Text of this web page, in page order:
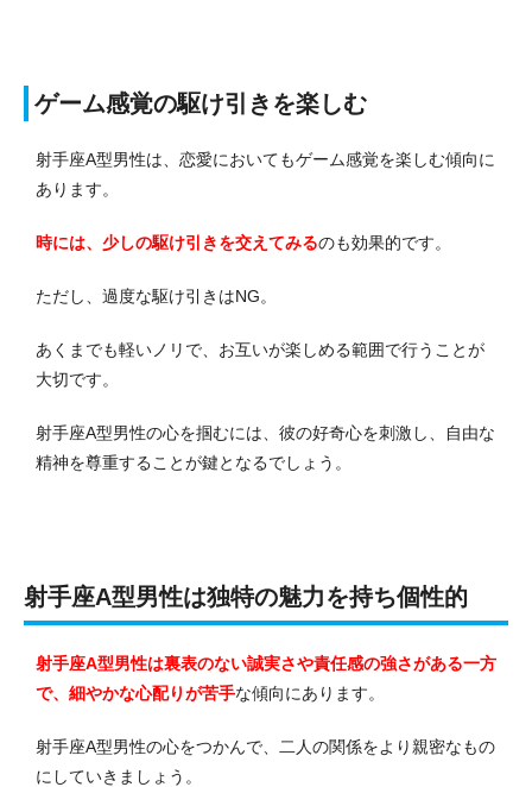
ゲーム感覚の駆け引きを楽しむ
射手座A型男性は、恋愛においてもゲーム感覚を楽しむ傾向に
あります。
時には、少しの駆け引きを交えてみるのも効果的です。
ただし、過度な駆け引きはNG。
あくまでも軽いノリで、お互いが楽しめる範囲で行うことが
大切です。
射手座A型男性の心を掴むには、彼の好奇心を刺激し、自由な
精神を尊重することが鍵となるでしょう。
射手座A型男性は独特の魅力を持ち個性的
射手座A型男性は裏表のない誠実さや責任感の強さがある一方
で、細やかな心配りが苦手な傾向にあります。
射手座A型男性の心をつかんで、二人の関係をより親密なもの
にしていきましょう。